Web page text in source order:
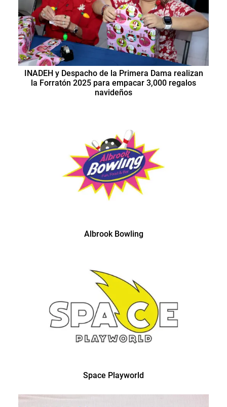
INADEH y Despacho de la Primera Dama realizan
la Forratón 2025 para empacar 3,000 regalos
navideños
Albrook Bowling
Space Playworld